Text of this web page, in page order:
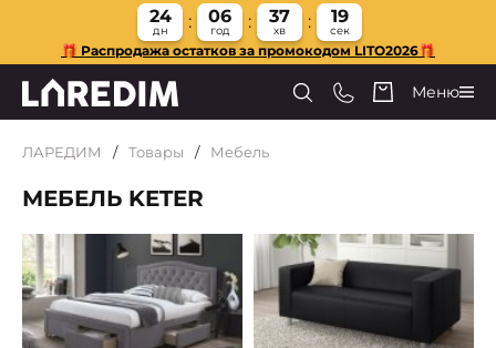
24
дн
06
год
37
хв
18
сек
🎁 Распродажа остатков за промокодом LITO2026🎁
Меню
ЛАРЕДИМ Товары Мебель
МЕБЕЛЬ KETER